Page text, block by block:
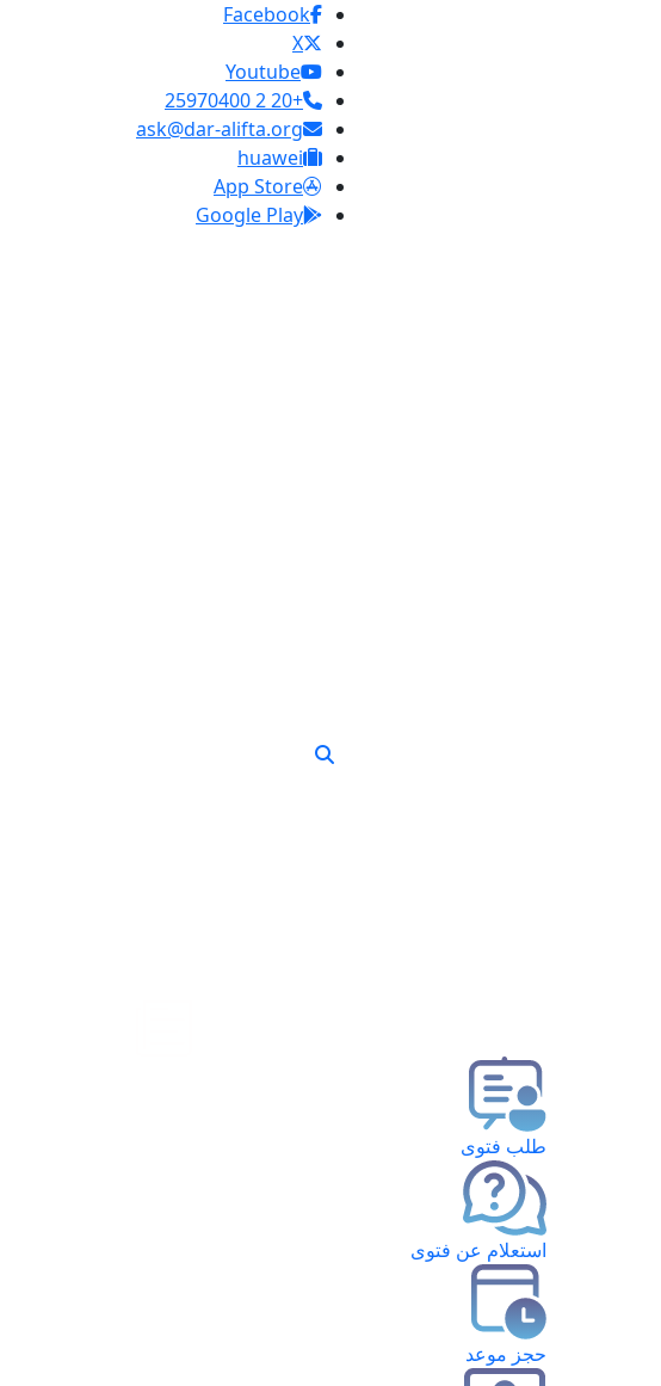
Facebook
X
Youtube
+20 2 25970400
ask@dar-alifta.org
huawei
App Store
Google Play
طلب فتوى
استعلام عن فتوى
حجز موعد